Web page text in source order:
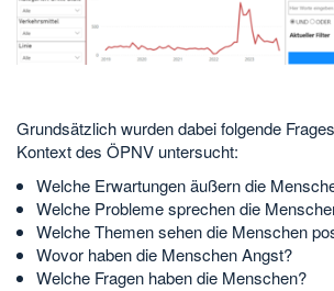
Grundsätzlich wurden dabei folgende
Kontext des ÖPNV untersucht:
Welche Erwartungen äußern die
Welche Probleme sprechen die
Welche Themen sehen die Menschen
Wovor haben die Menschen Angst?
Welche Fragen haben die Menschen?